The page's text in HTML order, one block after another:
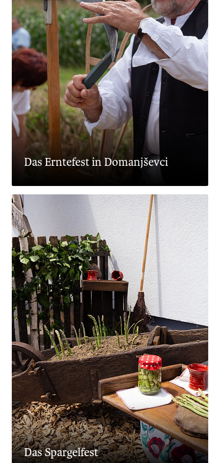
Das Erntefest in Domanjševci
Das Spargelfest